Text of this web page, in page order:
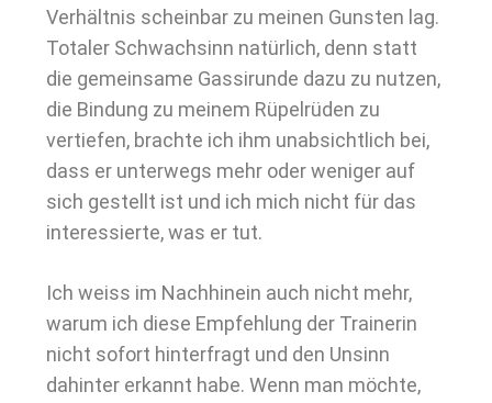
Verhältnis scheinbar zu meinen Gunsten lag.
Totaler Schwachsinn natürlich, denn statt
die gemeinsame Gassirunde dazu zu nutzen,
die Bindung zu meinem Rüpelrüden zu
vertiefen, brachte ich ihm unabsichtlich bei,
dass er unterwegs mehr oder weniger auf
sich gestellt ist und ich mich nicht für das
interessierte, was er tut.
Ich weiss im Nachhinein auch nicht mehr,
warum ich diese Empfehlung der Trainerin
nicht sofort hinterfragt und den Unsinn
dahinter erkannt habe. Wenn man möchte,